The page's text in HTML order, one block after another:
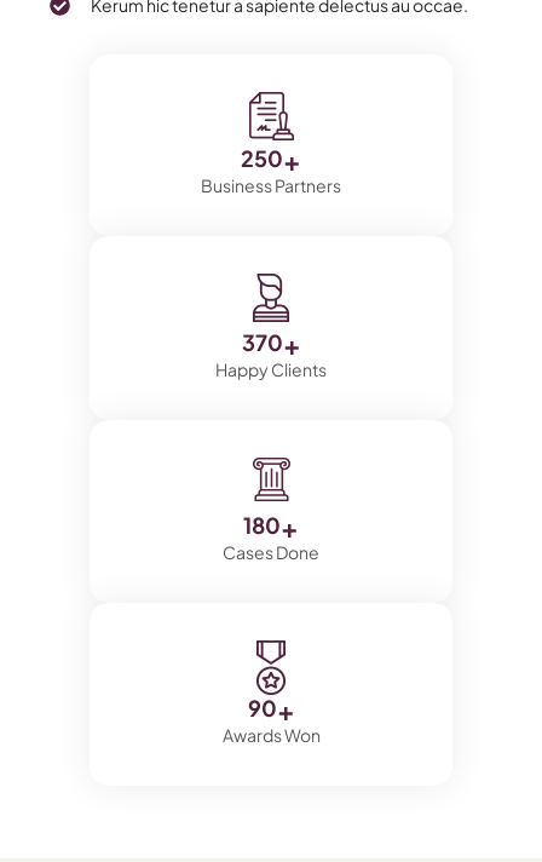
Kerum hic tenetur a sapiente delectus au occae.
Business Partners
250+
Happy Clients
370+
Cases Done
180+
Awards Won
90+